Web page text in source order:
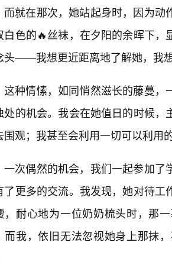
而就在那次，她站起身时，因为
白色的🔥丝袜，在夕阳的余晖下
头——我想更近距离地了解她，我
这种情愫，如同悄然滋长的藤蔓，
处的机会。我会在她值日的时候
围观；我甚至会利用一切可以利用
一次偶然的机会，我们一起参加了
了更多的交流。我发现，她对待
，耐心地为一位奶奶梳头时，那
而我，依旧无法忽视她身上那抹